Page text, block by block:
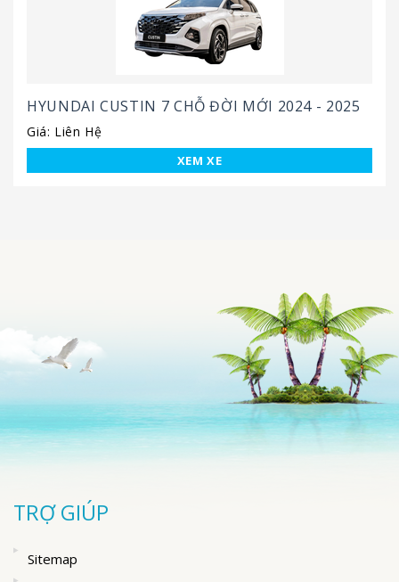
HYUNDAI CUSTIN 7 CHỖ ĐỜI MỚI 2024 - 2025
Giá: Liên Hệ
XEM XE
TRỢ GIÚP
Sitemap